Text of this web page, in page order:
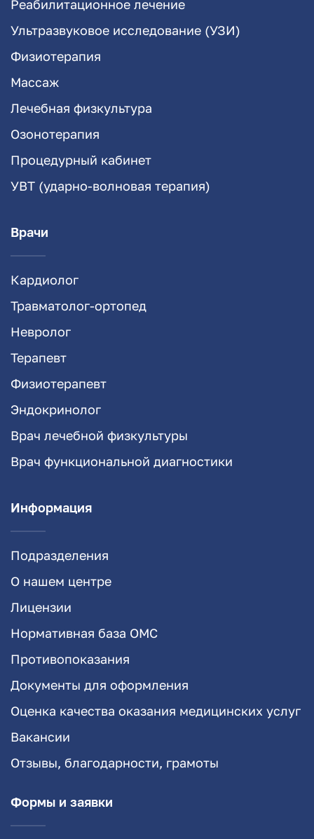
Реабилитационное лечение
Ультразвуковое исследование (УЗИ)
Физиотерапия
Массаж
Лечебная физкультура
Озонотерапия
Процедурный кабинет
УВТ (ударно-волновая терапия)
Врачи
Кардиолог
Травматолог-ортопед
Невролог
Терапевт
Физиотерапевт
Эндокринолог
Врач лечебной физкультуры
Врач функциональной диагностики
Информация
Подразделения
О нашем центре
Лицензии
Нормативная база ОМС
Противопоказания
Документы для оформления
Оценка качества оказания медицинских услуг
Вакансии
Отзывы, благодарности, грамоты
Формы и заявки